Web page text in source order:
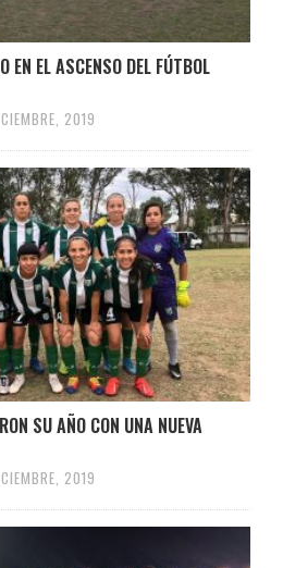
EN EL ASCENSO DEL FÚTBOL
2019
SU AÑO CON UNA NUEVA
2019